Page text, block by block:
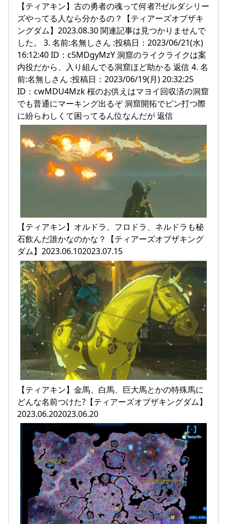
【ティアキン】古の勇者の魂って何者?!ゼルダシリー
ズやってる人なら分かるの？【ティアーズオブザキ
ングダム】2023.08.30 関連記事は見つかりませんで
した。 3. 名前:名無しさん :投稿日：2023/06/21(水)
16:12:40 ID：c5MDgyMzY 洞窟のライクライクは案
内役だから、入り組んでる洞窟ほど助かる 返信 4. 名
前:名無しさん :投稿日：2023/06/19(月) 20:32:25
ID：cwMDU4Mzk 桜のお供えはマヨイ回収済の洞窟
でも普通にマーキング出るぞ 洞窟開拓でピン打つ際
に紛らわしくて困ってるん位なんだが 返信
【ティアキン】オルドラ、フロドラ、ネルドラも秘
石飲んだ誰かなのかな？【ティアーズオブザキング
ダム】2023.06.102023.07.15
【ティアキン】金馬、白馬、巨大馬とかの特殊馬に
どんな名前つけた?【ティアーズオブザキングダム】
2023.06.202023.06.20